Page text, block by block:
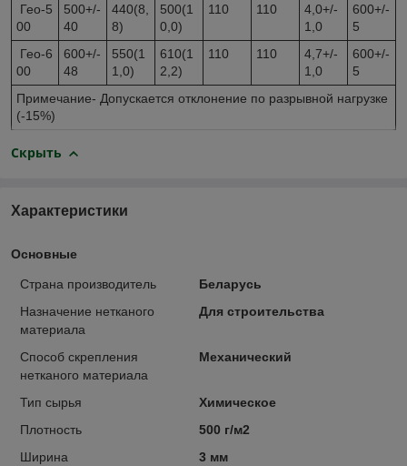
Гео-5
00
500+/-
40
440(8,
8)
500(1
0,0)
110 110
4,0+/-
1,0
600+/-
5
Гео-6
00
600+/-
48
550(1
1,0)
610(1
2,2)
110 110
4,7+/-
1,0
600+/-
5
Примечание- Допускается отклонение по разрывной нагрузке
(-15%)
Скрыть
Характеристики
Основные
Страна производитель
Беларусь
Назначение нетканого
материала
Для строительства
Способ скрепления
нетканого материала
Механический
Тип сырья
Химическое
Плотность
500 г/м2
Ширина
3 мм